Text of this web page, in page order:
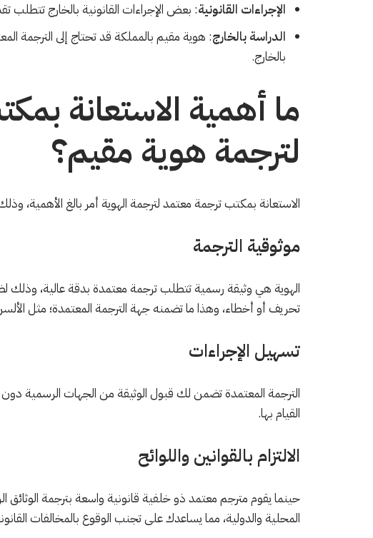
الإجراءات القانونية: بعض الإجراءات القانونية بالخارج تتطلب
الدراسة بالخارج: هوية مقيم بالمملكة قد تحتاج إلى الترجمة
بالخارج.
ما أهمية الاستعانة
لترجمة هوية مقيم؟
الاستعانة بمكتب ترجمة معتمد لترجمة الهوية أمر بالغ الأهمية،
موثوقية الترجمة
الهوية هي وثيقة رسمية تتطلب ترجمة معتمدة بدقة عالية، وذلك
تحريف أو أخطاء، وهذا ما تضمنه جهة الترجمة المعتمدة؛ مثل
تسهيل الإجراءات
الترجمة المعتمدة تضمن لك قبول الوثيقة من الجهات الرسمية دون
القيام بها.
الالتزام بالقوانين واللوائح
حينما يقوم مترجم معتمد ذو خلفية قانونية واسعة بترجمة الوثائق
المحلية والدولية، مما يساعدك على تجنب الوقوع بالمخالفات